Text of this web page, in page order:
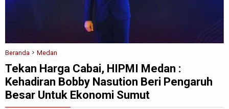
Beranda Medan
Tekan Harga Cabai, HIPMI Medan :
Kehadiran Bobby Nasution Beri Pengaruh
Besar Untuk Ekonomi Sumut